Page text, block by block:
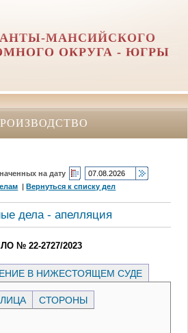
МАНСИЙСКОГО
ОКРУГА - ЮГРЫ
на дату
|Вернуться к списку дел
дела - апелляция
№ 22-2727/2023
В НИЖЕСТОЯЩЕМ СУДЕ
ЛИЦА СТОРОНЫ